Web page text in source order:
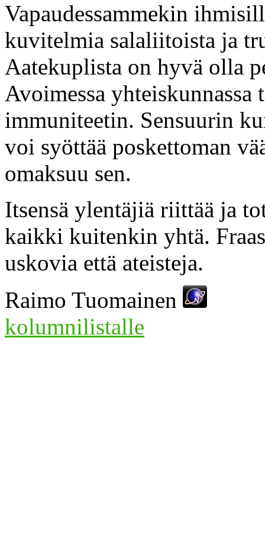
Vapaudessammekin
kuvitelmia salaliitoista ja
Aatekuplista on hyvä olla
Avoimessa
immuniteetin. Sensuurin
voi syöttää poskettoman
omaksuu sen.
Itsensä ylentäjiä riittää ja
kaikki kuitenkin yhtä.
uskovia että ateisteja.
Raimo Tuomainen
kolumnilistalle